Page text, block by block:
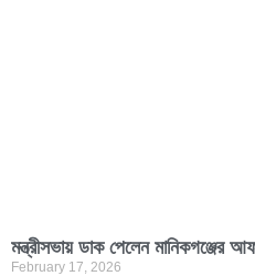
মন্ত্রীসভায় ডাক পেলেন মানিকগঞ্জের
February 17, 2026